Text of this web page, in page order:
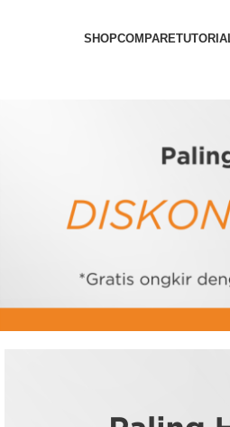
SHOPCOMPARE